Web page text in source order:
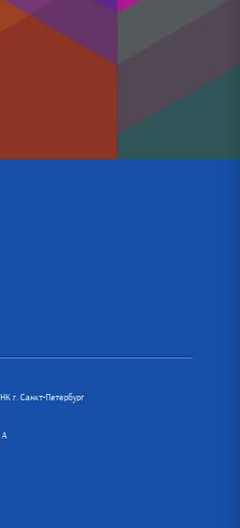
г. Санкт-Петербург
А